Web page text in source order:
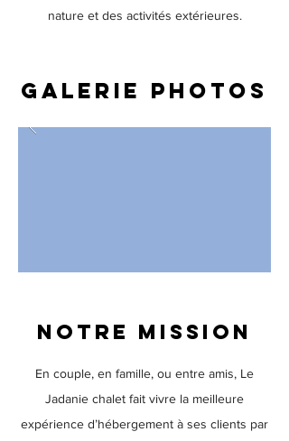
nature et des activités extérieures.
Galerie photos
Notre mission
En couple, en famille, ou entre amis, Le
Jadanie chalet fait vivre la meilleure
expérience d’hébergement à ses clients par